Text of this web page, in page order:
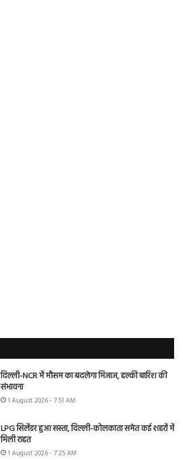
दिल्ली-NCR में मौसम का बदलेगा मिजाज, हल्की बारिश की
संभावना
1 August 2026 - 7:51 AM
LPG सिलेंडर हुआ सस्ता, दिल्ली-कोलकाता समेत कई शहरों में
मिली राहत
1 August 2026 - 7:25 AM